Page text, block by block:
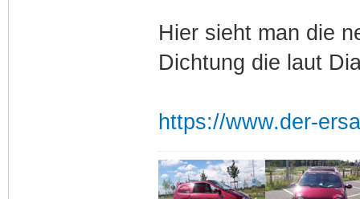
Hier sieht man die
Dichtung die laut
https://www.der-